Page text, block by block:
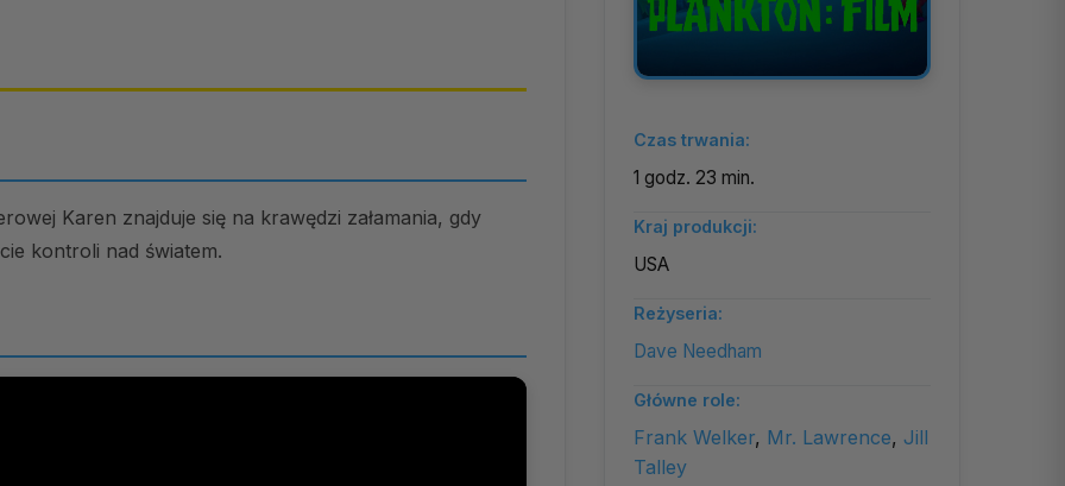
Karen znajduje się na krawędzi załamania, gdy
kontroli nad światem.
Czas trwania:
1 godz. 23 min.
Kraj produkcji:
USA
Reżyseria:
Dave Needham
Główne role:
Frank Welker, Mr. Lawrence, Jill
Talley